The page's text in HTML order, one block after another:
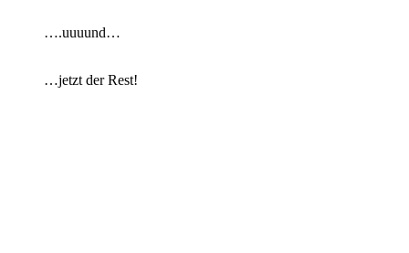
….uuuund…
…jetzt der Rest!